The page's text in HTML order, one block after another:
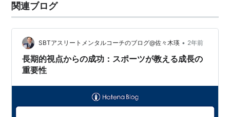
関連ブログ
SBTアスリートメンタルコーチのブログ@佐々木瑛 • 2年前
長期的視点からの成功：スポーツが教える成長の
重要性